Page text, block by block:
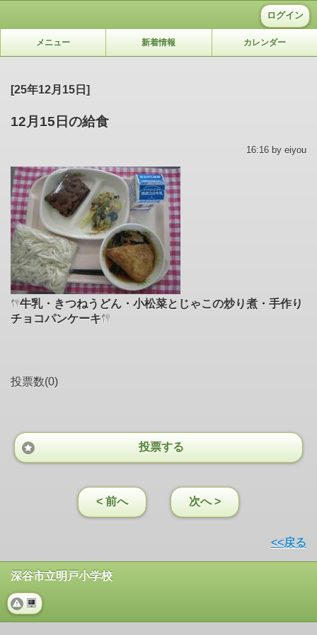
ログイン
メニュー 新着情報 カレンダー
[25年12月15日]
12月15日の給食
16:16 by eiyou
牛乳・きつねうどん・小松菜とじゃこの炒り煮・手作り
チョコパンケーキ
投票数(0)
投票する
< 前へ 次へ >
<<戻る
深谷市立明戸小学校